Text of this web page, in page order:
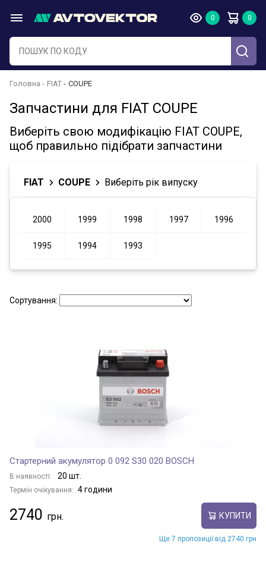
Головна FIAT COUPE
Запчастини для FIAT COUPE
Виберіть свою модифікацію FIAT COUPE,
щоб правильно підібрати запчастини
FIAT COUPE Виберіть рік випуску
2000 1999 1998 1997 1996
1995 1994 1993
Сортування:
Стартерний акумулятор 0 092 S30 020 BOSCH
В наявності: 20 шт.
Термін очікування: 4 години
2740 КУПИТИ
Ще 7 пропозиції від 2740 грн